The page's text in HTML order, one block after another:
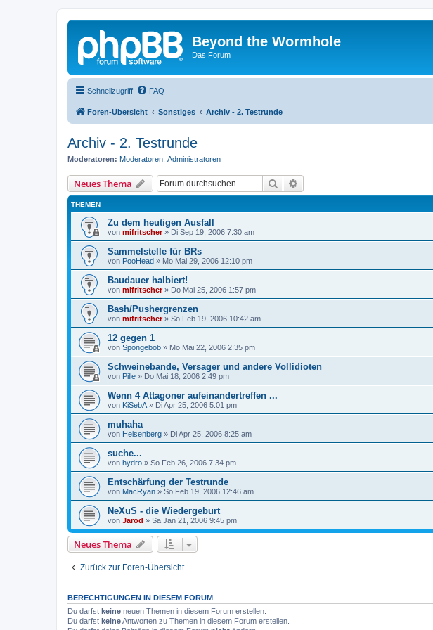
Beyond the Wormhole
Das Forum
Schnellzugriff FAQ
Foren-Übersicht Sonstiges Archiv - 2. Testrunde
Archiv - 2. Testrunde
Moderatoren: Moderatoren Administratoren
Neues Thema Suche
THEMEN
Zu dem heutigen Ausfall
von mifritscher» Di Sep 19, 2006 7:30 am
Sammelstelle für BRs
von PooHead » Mo Mai 29, 2006 12:10 pm
Baudauer halbiert!
von mifritscher» Do Mai 25, 2006 1:57 pm
Bash/Pushergrenzen
von mifritscher» So Feb 19, 2006 10:42 am
12 gegen 1
von Spongebob » Mo Mai 22, 2006 2:35 pm
Schweinebande, Versager und andere Vollidioten
von Pille » Do Mai 18, 2006 2:49 pm
Wenn 4 Attagoner aufeinandertreffen ...
von KiSebA » Di Apr 25, 2006 5:01 pm
muhaha
von Heisenberg » Di Apr 25, 2006 8:25 am
suche...
von hydro » So Feb 26, 2006 7:34 pm
Entschärfung der Testrunde
von MacRyan » So Feb 19, 2006 12:46 am
NeXuS - die Wiedergeburt
von Jarod » Sa Jan 21, 2006 9:45 pm
Neues Thema
Zurück zur Foren-Übersicht
BERECHTIGUNGEN IN DIESEM FORUM
Du darfst keine neuen Themen in diesem Forum erstellen.
Du darfst keineAntworten zu Themen in diesem Forum erstellen.